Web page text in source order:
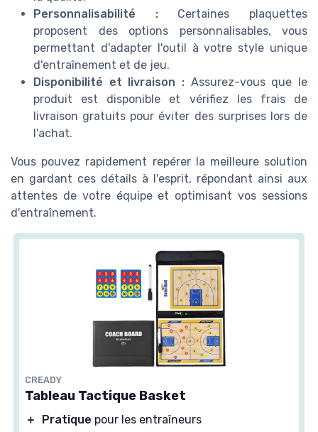
Personnalisabilité :Certaines plaquettes
proposent des options personnalisables, vous
permettant d'adapter l'outil à votre style unique
d'entraînement et de jeu.
Disponibilité et livraison : Assurez-vous que le
produit est disponible et vérifiez les frais de
livraison gratuits pour éviter des surprises lors de
l'achat.
Vous pouvez rapidement repérer la meilleure solution
en gardant ces détails à l'esprit, répondant ainsi aux
attentes de votre équipe et optimisant vos sessions
d'entraînement.
CREADY
Tableau Tactique Basket
＋ Pratique pour les entraîneurs